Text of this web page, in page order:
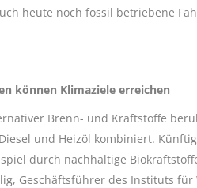
heute noch fossil betriebene
können Klimaziele erreichen
Brenn- und Kraftstoffe
und Heizöl kombiniert.
durch nachhaltige
Geschäftsführer des Instituts